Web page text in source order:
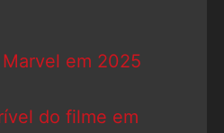
em 2025
do filme em